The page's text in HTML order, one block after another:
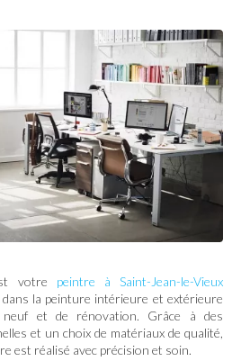
votre peintre à Saint-Jean-le-Vieux
dans la peinture intérieure et extérieure
et de rénovation. Grâce à des
et un choix de matériaux de qualité,
est réalisé avec précision et soin.